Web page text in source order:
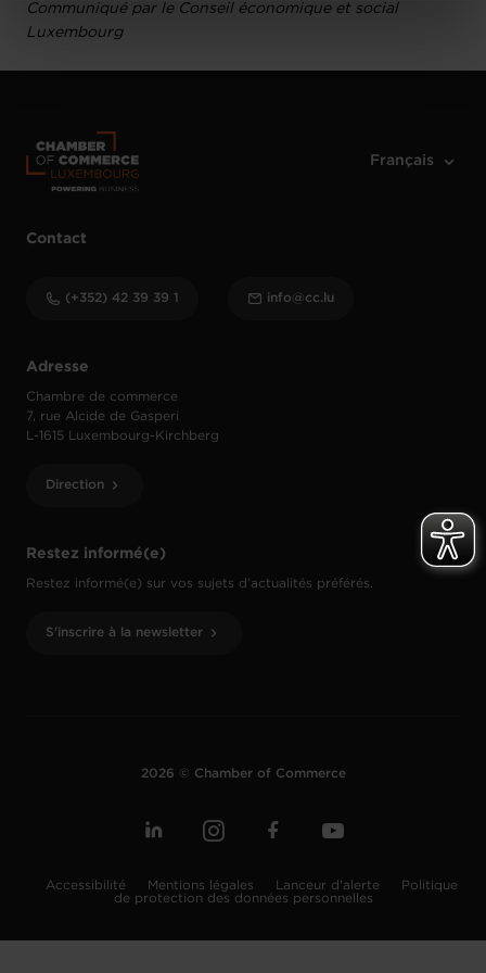
Charte d’usage des cookies
Communiqué par le Conseil économique et social
Luxembourg
Restez informé(e)
Restez informé(e) sur vos sujets d’actualités préférés.
S'inscrire à la newsletter
Adresse
Chambre de commerce
7, rue Alcide de Gasperi
L-1615 Luxembourg-Kirchberg
Direction
Contact
(+352) 42 39 39 1 info@cc.lu
2026 © Chamber of Commerce
Accessibilité Mentions légales Lanceur d'alerte
Politique
de protection des données personnelles